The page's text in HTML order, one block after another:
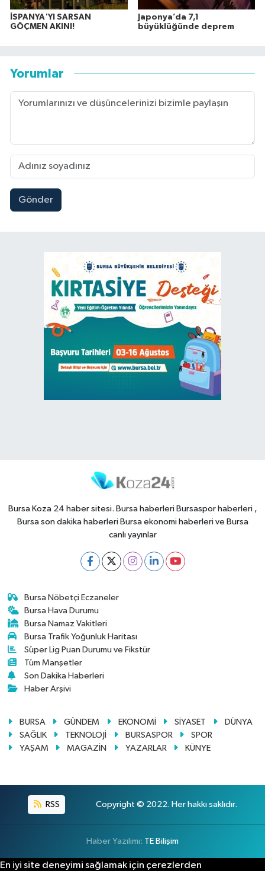
İSPANYA'YI SARSAN
GÖÇMEN AKINI!
Japonya’da 7,1
büyüklüğünde deprem
Yorumlar
Gönder
Bursa Koza 24 haber sitesi. Bursa haberleri Bursaspor haberleri ,
Bursa son dakika haberleri Bursa ekonomi haberleri ve Bursa
canlı yayınlar
Bursa Nöbetçi Eczaneler
Bursa Hava Durumu
Bursa Namaz Vakitleri
Bursa Trafik Yoğunluk Haritası
Süper Lig Puan Durumu ve Fikstür
Tüm Manşetler
Son Dakika Haberleri
Haber Arşivi
BURSA GÜNDEM EKONOMİ SİYASET
DÜNYA
SAĞLIK
TEKNOLOJİ BURSASPOR
SPOR
YAŞAM
MAGAZİN YAZARLAR KÜNYE
RSS Copyright © 2022. Her hakkı saklıdır.
Haber Yazılımı: TE Bilişim
En iyi site deneyimi sağlamak için çerezlerden